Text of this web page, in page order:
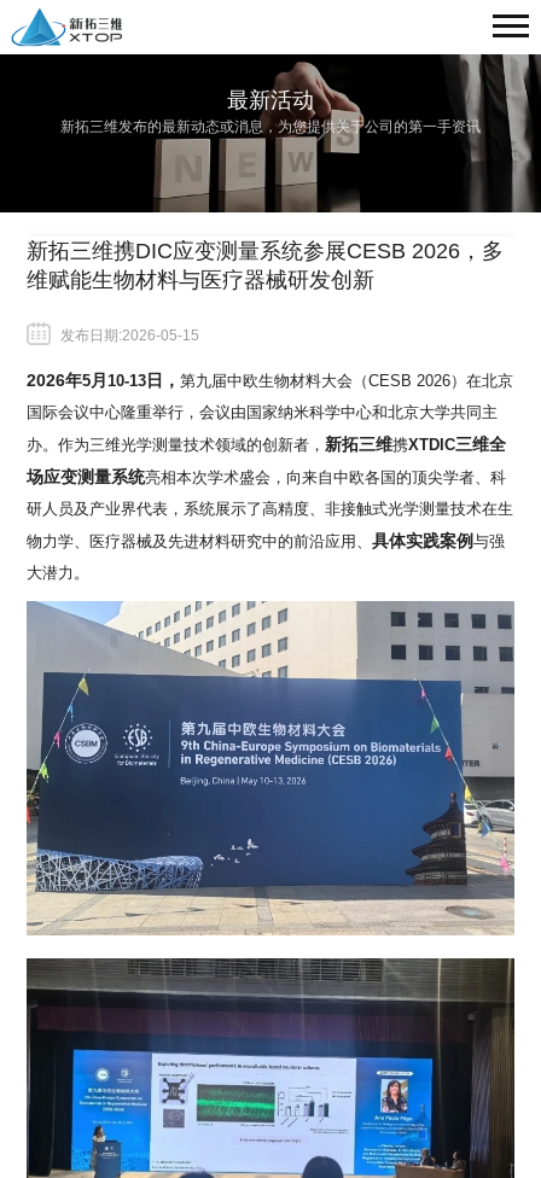
最新活动
新拓三维发布的最新动态或消息，为您提供关于公司的第一手资讯
新拓三维携DIC应变测量系统参展CESB 2026，多
维赋能生物材料与医疗器械研发创新
发布日期:2026-05-15
2026年5 月 10-13 日，第九届中欧生物材料大会（CESB 2026）在北京
国际会议中心隆重举行，会议由国家纳米科学中心和北京大学共同主
办。作为三维光学测量技术领域的创新者， 新拓三维携XTDIC三维全
场应变测量系统亮相本次学术盛会，向来自中欧各国的顶尖学者、科
研人员及产业界代表，系统展示了高精度、非接触式光学测量技术在生
物力学、医疗器械及先进材料研究中的前沿应用、具体实践案例与强
大潜力。